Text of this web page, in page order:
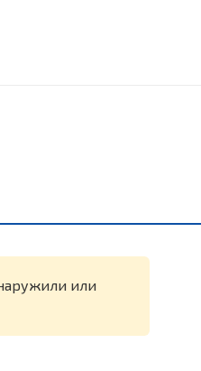
или